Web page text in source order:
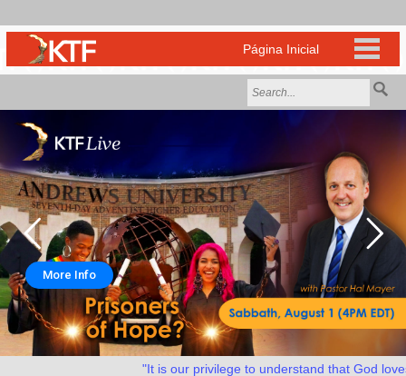
More Info
"It is our privilege to understand that God loves